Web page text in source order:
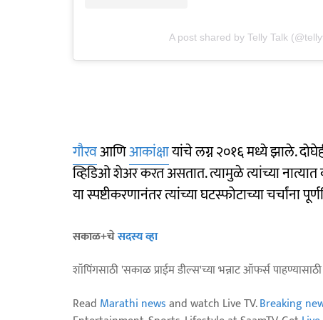
A post shared by Telly Talk
गौरवआणिआकांक्षायांचे लग्न २०१६ मध्ये झाले.
व्हिडिओ शेअर करत असतात. त्यामुळे त्यांच्या
या स्पष्टीकरणानंतर त्यांच्या घटस्फोटाच्या चर्चांना
सकाळ+चेसदस्य व्हा
शॉपिंगसाठी 'सकाळ प्राईम डील्स'च्या भन्नाट ऑफर्स
Read Marathi newsand watch Live TV.Breaking